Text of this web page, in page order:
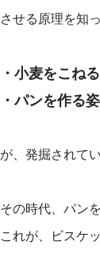
させる原理を知
・小麦をこね
・パンを作る
が、発掘されて
その時代、パン
これが、ビスケ